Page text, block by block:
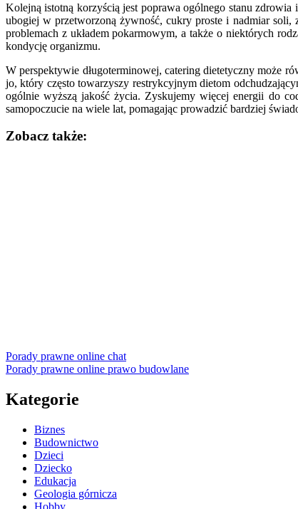
Kolejną istotną korzyścią jest poprawa ogólnego stanu
ubogiej w przetworzoną żywność, cukry proste i nadmiar
problemach z układem pokarmowym, a także o niektórych
kondycję organizmu.
W perspektywie długoterminowej, catering dietetyczny może
jo, który często towarzyszy restrykcyjnym dietom
ogólnie wyższą jakość życia. Zyskujemy więcej energii do
samopoczucie na wiele lat, pomagając prowadzić bardziej
Zobacz także:
Porady prawne online chat
Porady prawne online prawo budowlane
Kategorie
Biznes
Budownictwo
Dzieci
Dziecko
Edukacja
Geologia górnicza
Hobby